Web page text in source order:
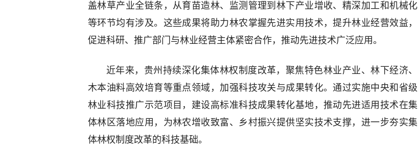
盖林草产业全链条，从育苗造林、监测管理到林下产业增收、精深加工和机械化
等环节均有涉及。这些成果将助力林农掌握先进实用技术，提升林业经营效益，
促进科研、推广部门与林业经营主体紧密合作，推动先进技术广泛应用。
近年来，贵州持续深化集体林权制度改革，聚焦特色林业产业、林下经济、
木本油料高效培育等重点领域，加强科技攻关与成果转化。通过实施中央和省级
林业科技推广示范项目，建设高标准科技成果转化基地，推动先进适用技术在集
体林区落地应用，为林农增收致富、乡村振兴提供坚实技术支撑，进一步夯实集
体林权制度改革的科技基础。